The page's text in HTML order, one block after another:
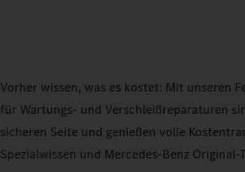
Vorher wissen, was es kostet: Mit unseren
für Wartungs- und Verschleißreparaturen
sicheren Seite und genießen volle
Spezialwissen und Mercedes‑Benz